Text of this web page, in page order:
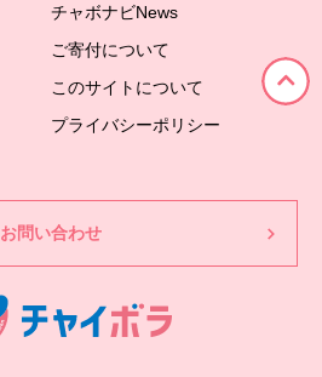
チャボナビNews
ご寄付について
このサイトについて
プライバシーポリシー
お問い合わせ